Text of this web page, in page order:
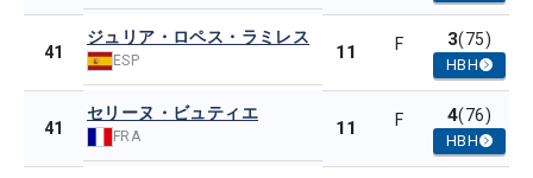
41
ジュリア・ロペス・ラミレス
ESP 11 F 3(75)
HBH
41
セリーヌ・ビュティエ
FRA 11 F 4(76)
HBH